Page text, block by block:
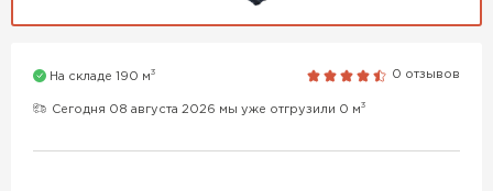
На складе 190 м3 0 отзывов
Сегодня 08 августа 2026 мы уже отгрузили 0 м3